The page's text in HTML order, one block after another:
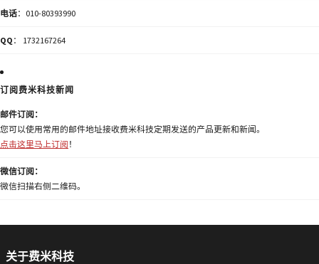
电话：010-80393990
QQ ： 1732167264
订阅费米科技新闻
邮件订阅：
您可以使用常用的邮件地址接收费米科技定期发送的产品更新和新闻。
点击这里马上订阅 ！
微信订阅：
微信扫描右侧二维码。
关于费米科技